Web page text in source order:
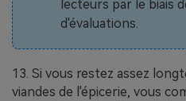
lecteurs par le biais
d'évaluations.
13. Si vous restez assez
viandes de l'épicerie, vous